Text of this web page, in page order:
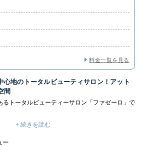
料金一覧を見る
心地のトータルビューティサロン！アット
間
るトータルビューティーサロン「ファゼーロ」で
しており、VIOを除く身体全体の脱毛を受けるこ
機で肌を徹底サポートしてくれるので、結果重視
く脱毛の効果を実感できます。
に寄り添ったカウンセリングからスピーディー
初めてのサロン通いでも不安なく施術を受けら
+ 続きを読む
ー